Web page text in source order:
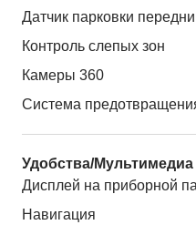
Датчик парковки
Контроль слепых зон
Камеры 360
Система
Удобства/Мультимедиа
Дисплей на приборной
Навигация